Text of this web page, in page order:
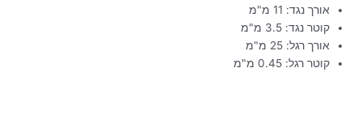
אורך נגד: 11 מ"מ
קוטר נגד: 3.5 מ"מ
אורך רגל: 25 מ"מ
קוטר רגל: 0.45 מ"מ